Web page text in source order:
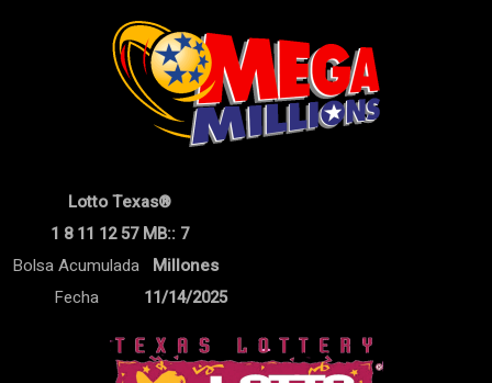
Lotto Texas®
1 8 11 12 57 MB:: 7
Bolsa Acumulada Millones
Fecha
11/14/2025